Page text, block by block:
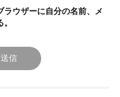
ウザーに自分の名前、メ